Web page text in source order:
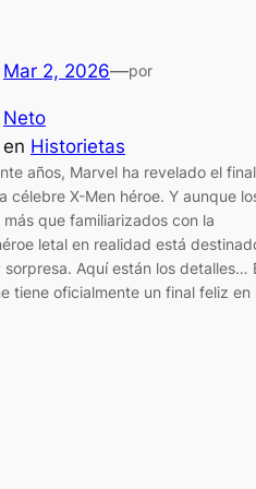
Mar 2, 2026—por
Neto
en Historietas
años, Marvel ha revelado el final
célebre X-Men héroe. Y aunque
que familiarizados con la
letal en realidad está
Aquí están los detalles…
tiene oficialmente un final feliz en